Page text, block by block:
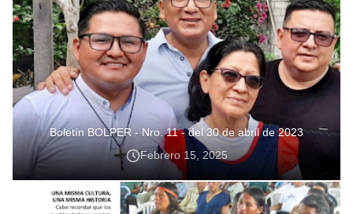
Boletín BOLPER - Nro. 11 - del 30 de abril de 2023
Febrero 15, 2025